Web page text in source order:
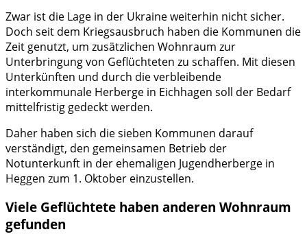
Zwar ist die Lage in der Ukraine weiterhin nicht sicher.
Doch seit dem Kriegsausbruch haben die Kommunen die
Zeit genutzt, um zusätzlichen Wohnraum zur
Unterbringung von Geflüchteten zu schaffen. Mit diesen
Unterkünften und durch die verbleibende
interkommunale Herberge in Eichhagen soll der Bedarf
mittelfristig gedeckt werden.
Daher haben sich die sieben Kommunen darauf
verständigt, den gemeinsamen Betrieb der
Notunterkunft in der ehemaligen Jugendherberge in
Heggen zum 1. Oktober einzustellen.
Viele Geflüchtete haben anderen Wohnraum
gefunden